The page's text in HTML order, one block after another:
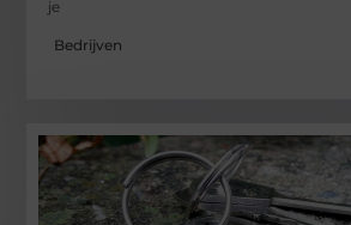
je
Bedrijven